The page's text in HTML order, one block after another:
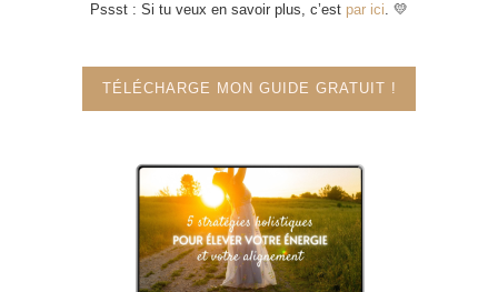
Pssst : Si tu veux en savoir plus, c’est par ici . 💛
TÉLÉCHARGE MON GUIDE GRATUIT !